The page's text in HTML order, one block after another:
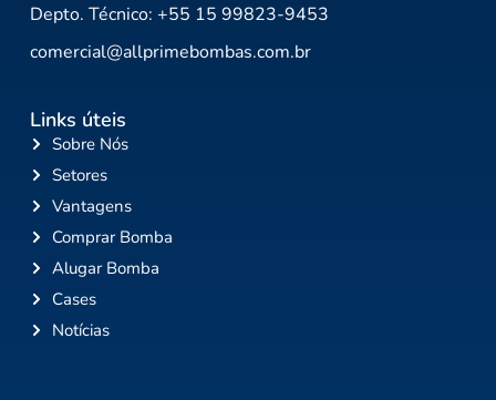
Links úteis
Sobre Nós
Setores
Vantagens
Comprar Bomba
Alugar Bomba
Cases
Notícias
Depto. Técnico: +55 15 99823-9453
comercial@allprimebombas.com.br